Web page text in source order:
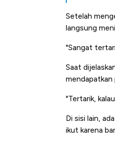
Setelah
langsung
"Sangat
Saat
mendapatkan
"Tertarik,
Di sisi lain,
ikut karena